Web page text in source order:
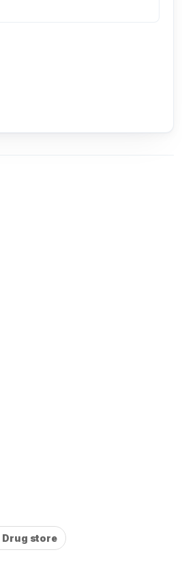
Drug store